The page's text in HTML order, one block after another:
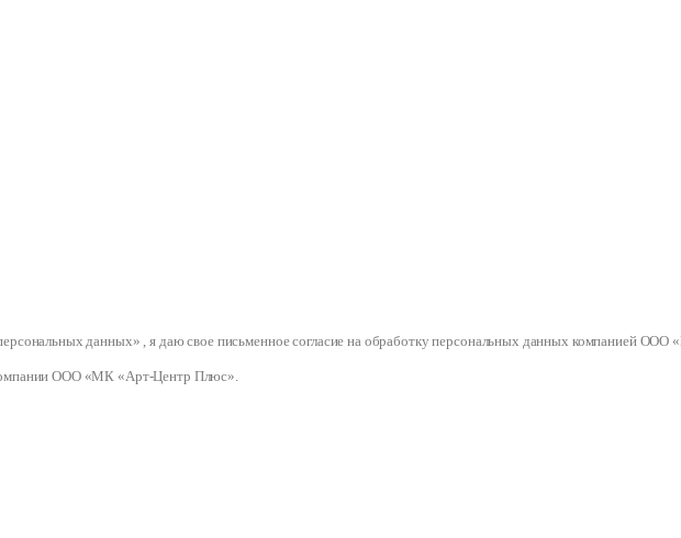
данных» , я даю свое письменное согласие на обработку персональных данных компанией
ООО «МК «Арт-Центр Плюс».